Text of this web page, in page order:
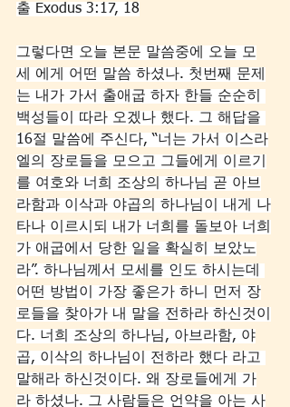
출 Exodus 3:17, 18
그렇다면 오늘 본문 말씀중에 오늘 모
세 에게 어떤 말씀 하셨나. 첫번째 문제
는 내가 가서 출애굽 하자 한들 순순히
백성들이 따라 오겠나 했다. 그 해답을
16절 말씀에 주신다, “너는 가서 이스라
엘의 장로들을 모으고 그들에게 이르기
를 여호와 너희 조상의 하나님 곧 아브
라함과 이삭과 야곱의 하나님이 내게 나
타나 이르시되 내가 너희를 돌보아 너희
가 애굽에서 당한 일을 확실히 보았노
라”. 하나님께서 모세를 인도 하시는데
어떤 방법이 가장 좋은가 하니 먼저 장
로들을 찾아가 내 말을 전하라 하신것이
다. 너희 조상의 하나님, 아브라함, 야
곱, 이삭의 하나님이 전하라 했다 라고
말해라 하신것이다. 왜 장로들에게 가
라 하셨나. 그 사람들은 언약을 아는 사